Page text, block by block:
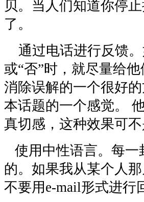
贝。当人们知道你停
了。
通过电话进行反馈。
或“否”时，就尽量给
消除误解的一个很好
本话题的一个感觉。
真切感，这种效果可
使用中性语言。每一
的。如果我从某个人
不要用e-mail形式进行